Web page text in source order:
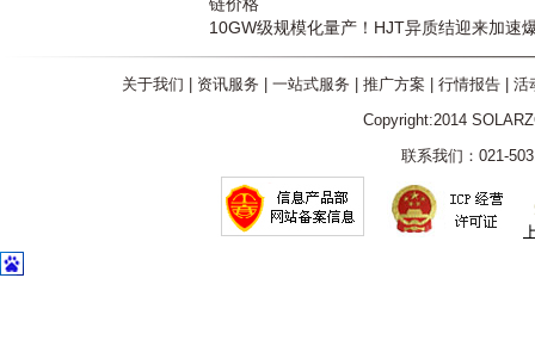
10GW级规模化量产！HJT异质结迎来加速
关于我们 资讯服务 一站式服务 推广方案 行情报告| 活
Copyright:2014
联系我们：021-